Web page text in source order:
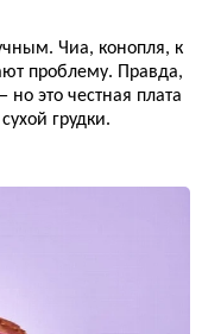
Чиа, конопля, к
проблему. Правда,
это честная плата
грудки.